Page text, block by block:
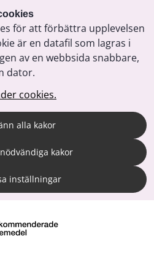
för att förbättra upplevelsen
är en datafil som lagras i
av en webbsida snabbare,
dator.
cookies.
alla kakor
kakor
inställningar